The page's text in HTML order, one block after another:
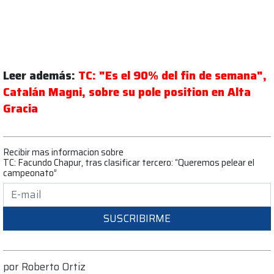
Leer además: TC: "Es el 90% del fin de semana",
Catalán Magni, sobre su pole position en Alta
Gracia
Recibir mas informacion sobre
TC: Facundo Chapur, tras clasificar tercero: “Queremos pelear el
campeonato”
SUSCRIBIRME
por Roberto Ortiz